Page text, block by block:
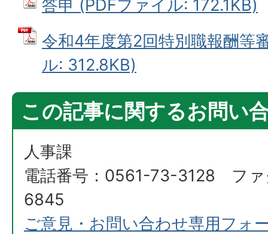
答申 (PDFファイル: 172.1KB)
令和4年度第2回特別職報酬等
ル: 312.8KB)
この記事に関するお問い
人事課
電話番号：0561-73-3128 フ
6845
ご意見・お問い合わせ専用フォ